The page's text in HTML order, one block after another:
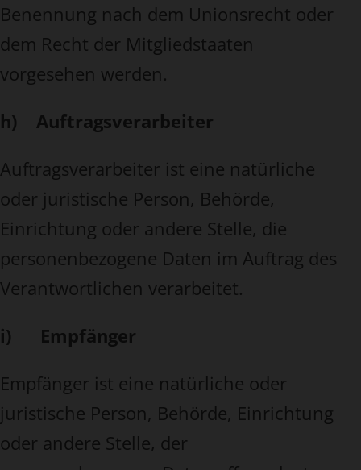
Benennung nach dem Unionsrecht oder
dem Recht der Mitgliedstaaten
vorgesehen werden.
h) Auftragsverarbeiter
Auftragsverarbeiter ist eine natürliche
oder juristische Person, Behörde,
Einrichtung oder andere Stelle, die
personenbezogene Daten im Auftrag des
Verantwortlichen verarbeitet.
i) Empfänger
Empfänger ist eine natürliche oder
juristische Person, Behörde, Einrichtung
oder andere Stelle, der